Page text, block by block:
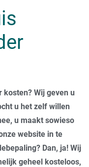
Wij geven u
u het zelf willen
u maakt sowieso
website in te
Dan, ja! Wij
geheel kosteloos,